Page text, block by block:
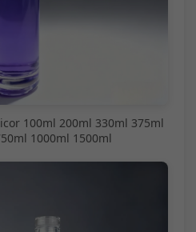
100ml 200ml 330ml 375ml
1000ml 1500ml